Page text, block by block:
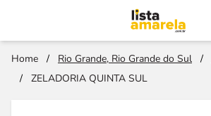
Home / Rio Grande, Rio Grande do Sul /
/
ZELADORIA QUINTA SUL